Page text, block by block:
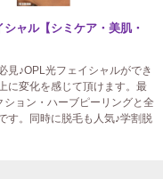
ャル【シミケア・美肌・
見♪OPL光フェイシャルができ
に変化を感じて頂けます。最
ョン・ハーブピーリングと全
す。同時に脱毛も人気♪学割脱